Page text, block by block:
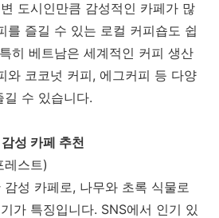
도시인만큼 감성적인 카페가 많
를 즐길 수 있는 로컬 커피숍도 쉽
히 베트남은 세계적인 커피 생산
와 코코넛 커피, 에그커피 등 다양
수 있습니다.
성 카페 추천
스트)
성 카페로, 나무와 초록 식물로
가 특징입니다. SNS에서 인기 있